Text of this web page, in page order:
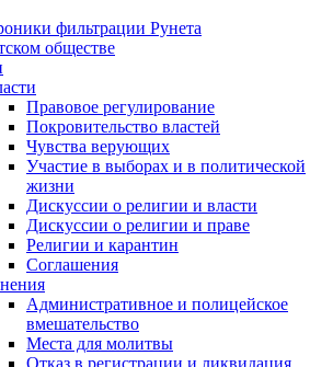
фильтрации Рунета
обществе
Правовое регулирование
Покровительство властей
Чувства верующих
Участие в выборах и в политической
жизни
Дискуссии о религии и власти
Дискуссии о религии и праве
Религии и карантин
Соглашения
Административное и полицейское
вмешательство
Места для молитвы